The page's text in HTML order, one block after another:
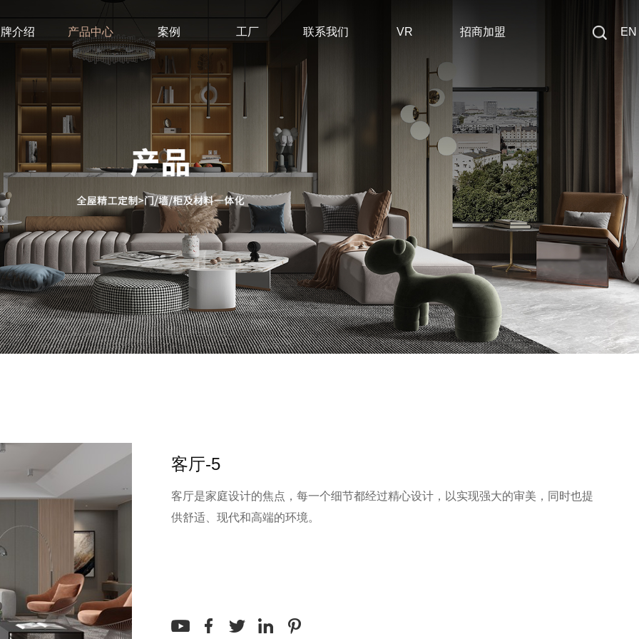
介绍 产品中心 案例 工厂 联系我们 VR 招商加盟 EN
客厅-5
客厅是家庭设计的焦点，每一个细节都经过精心设计，以实现强大的审美，同时也提
供舒适、现代和高端的环境。